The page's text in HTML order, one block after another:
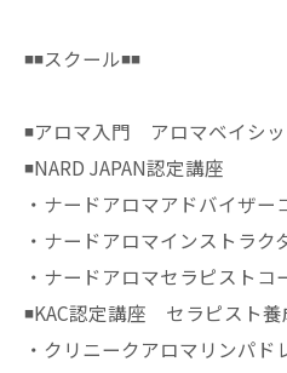
◾️◾️スクール◾️◾️
◾️アロマ入門 アロマベイシ
◾️NARD JAPAN認定講座
・ナードアロマアドバイザー
・ナードアロマインストラク
・ナードアロマセラピストコ
◾️KAC認定講座 セラピスト養
・クリニークアロマリンパド